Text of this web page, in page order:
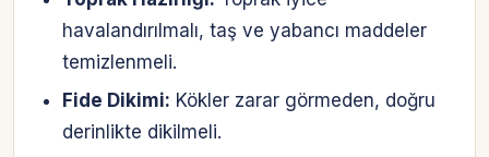
havalandırılmalı, taş ve yabancı maddeler
temizlenmeli.
Fide Dikimi: Kökler zarar görmeden, doğru
derinlikte dikilmeli.